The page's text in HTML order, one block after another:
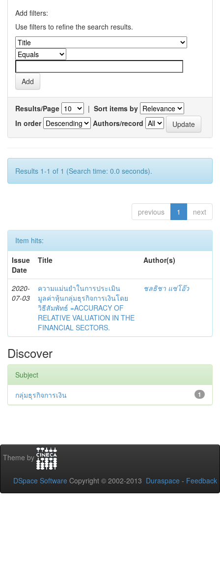
Add filters:
Use filters to refine the search results.
Results/Page | Sort items by
In order
Authors/record
Results 1-1 of 1 (Search time: 0.0 seconds).
previous 1 next
Item hits:
Issue
Date
Title Author(s)
2020-
07-03
ความแม่นยำในการประเมิน
มูลค่าหุ้นกลุ่มธุรกิจการเงินโดย
วิธีสัมพัทธ์ =ACCURACY OF
RELATIVE VALUATION IN THE
FINANCIAL SECTORS.
ชลธิชา แซ่โอ๊ว
Discover
Subject
1
กลุ่มธุรกิจการเงิน
Theme by
DSpace Software Copyright © 2002-2013 Duraspace - Feedback